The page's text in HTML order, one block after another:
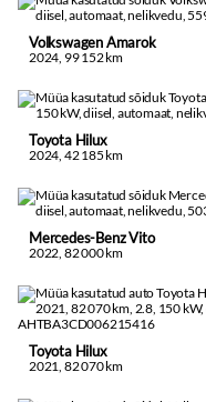
Volkswagen Amarok
2024, 99 152 km
Toyota Hilux
2024, 42 185 km
Mercedes-Benz Vito
2022, 82 000 km
Toyota Hilux
2021, 82 070 km